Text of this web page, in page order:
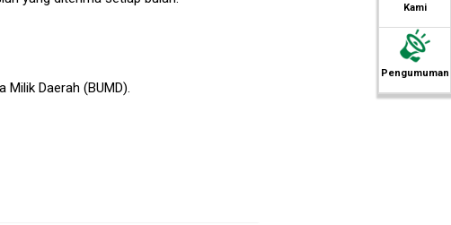
Kami
Pengumuman
Milik Daerah (BUMD).